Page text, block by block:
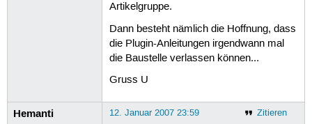
Artikelgruppe.
Dann besteht nämlich die Hoffnung, dass
die Plugin-Anleitungen irgendwann mal
die Baustelle verlassen können...
Gruss U
Hemanti Zitieren
12. Januar 2007 23:59